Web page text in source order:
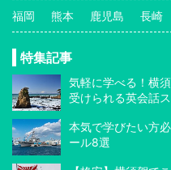
福岡 熊本 鹿児島 長崎
特集記事
気軽に学べる！横
受けられる英会話
本気で学びたい方
ール8選